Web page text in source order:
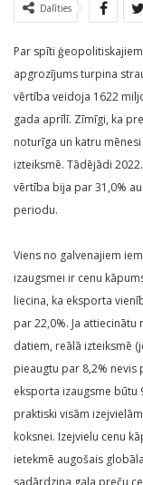
Dalīties
Par spīti
apgrozījums turpina
vērtība veidoja 1622
gada aprīlī. Zīmīgi, ka
noturīga un katru
izteiksmē. Tādējādi
vērtība bija par 31,0%
periodu.
Viens no galvenajiem
izaugsmei ir cenu
liecina, ka eksporta
par 22,0%. Ja
datiem, reālā izteiksmē
pieaugtu par 8,2% nevis
eksporta izaugsme būtu
praktiski visām
koksnei. Izejvielu cenu
ietekmē augošais
sadārdzina gala preču